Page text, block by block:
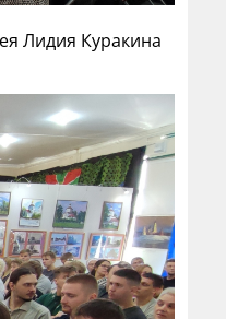
Лидия Куракина